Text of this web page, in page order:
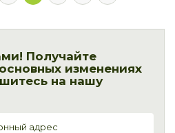
Получайте
изменениях
на нашу